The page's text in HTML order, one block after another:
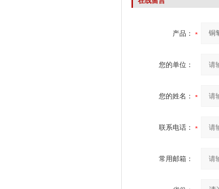
产品：
您的单位：
您的姓名：
联系电话：
常用邮箱：